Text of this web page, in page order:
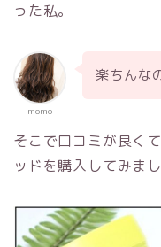
った私。
momo
楽ちんな
そこで口コミが良く
ッドを購入してみまし